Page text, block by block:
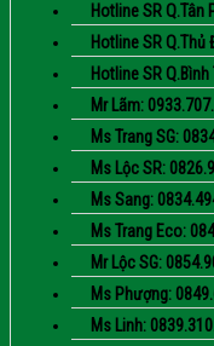
Hotline SR Q.Tân
Hotline SR
Hotline SR
Mr Lãm:
Ms Trang SG:
Ms Lộc SR:
Ms Sang:
Ms Trang Eco:
Mr Lộc SG:
Ms Phượng:
Ms Linh: